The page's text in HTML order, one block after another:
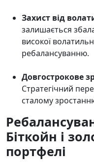
Захист від
залишається
високої
ребалансуванню.
Довгострокове
Стратегічний
сталому
Біткойн і
портфелі